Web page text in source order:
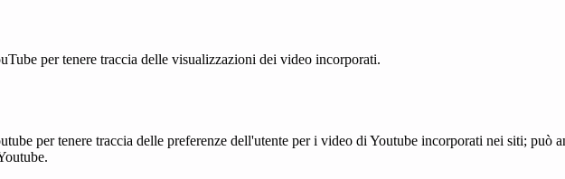
per tenere traccia delle visualizzazioni dei video incorporati.
per tenere traccia delle preferenze dell'utente per i video di Youtube incorporati nei siti; può